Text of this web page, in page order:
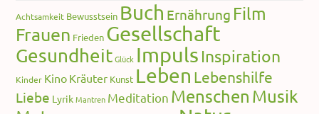
Achtsamkeit Bewusstsein Buch Ernährung Film
Frauen Frieden Gesellschaft
Gesundheit Glück Impuls Inspiration
Kinder Kino Kräuter Kunst Leben Lebenshilfe
Liebe Lyrik Mantren Meditation Menschen Musik